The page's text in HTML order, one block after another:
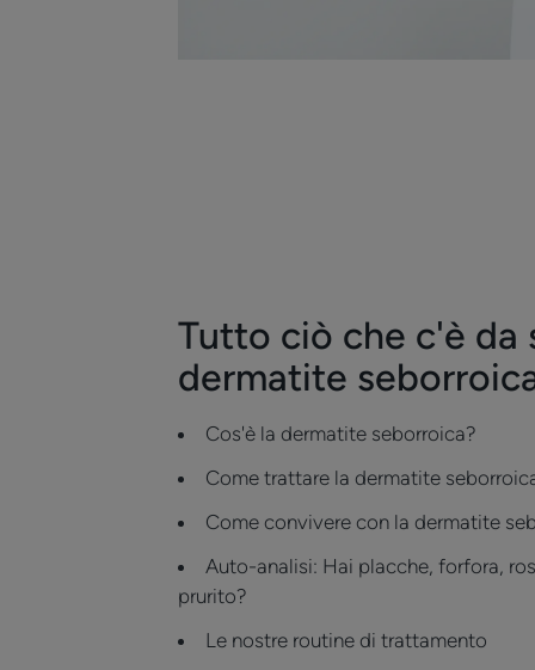
Tutto ciò che c'è da
dermatite
Cos'è la dermatite seborroica?
Come trattare la dermatite
Come convivere con la dermatite
Auto-analisi: Hai placche, forfora,
prurito?
Le nostre routine di trattamento